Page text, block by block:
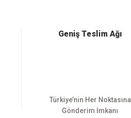
Geniş Teslim Ağı
Türkiye’nin Her Noktasına
Gönderim İmkanı